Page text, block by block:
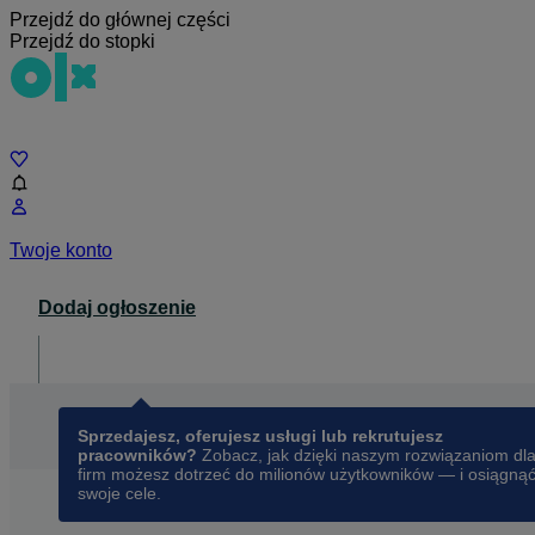
Przejdź do głównej części
Przejdź do stopki
Twoje konto
Dodaj ogłoszenie
Sprzedajesz, oferujesz usługi lub rekrutujesz
pracowników? Zobacz, jak dzięki naszym rozwiązaniom dla
firm możesz dotrzeć do milionów użytkowników — i osiągnąć
swoje cele.